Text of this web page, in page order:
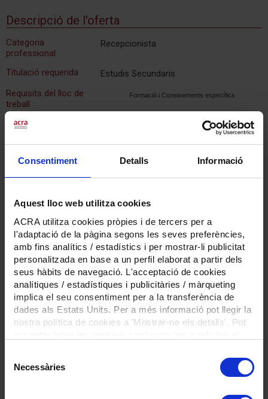
Consentiment Detalls Informació
Aquest lloc web utilitza cookies
ACRA utilitza cookies pròpies i de tercers per a
l'adaptació de la pàgina segons les seves preferències,
amb fins analítics / estadístics i per mostrar-li publicitat
personalitzada en base a un perfil elaborat a partir dels
seus hàbits de navegació. L'acceptació de cookies
analítiques / estadístiques i publicitàries / màrqueting
implica el seu consentiment per a la transferència de
dades als Estats Units. Per a més informació pot llegir la
nostra política de cookies a 'Mostrar-ne els detalls'. Pot
Necessàries
Descripció de l'oferta
Categoria
professional
Recepcionista
Titulació requerida
Estudis Secundaris
Requisits del lloc de
treball
Formació i Coneixements específics
•Coneixements informàtics: nivell mig.
Competències
Estratègiques:
•Treball en equip i cooperació
•Vocació de servei.
•Orientació a l’aprenentatge i al
desenvolupament continus.